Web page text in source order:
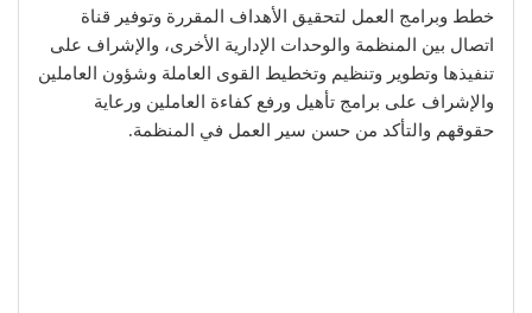
خطط وبرامج العمل لتحقيق الأهداف المقررة وتوفير قناة
اتصال بين المنظمة والوحدات الإدارية الأخرى، والإشراف على
تنفيذها وتطوير وتنظيم وتخطيط القوى العاملة وشؤون العاملين
والإشراف على برامج تأهيل ورفع كفاءة العاملين ورعاية
حقوقهم والتأكد من حسن سير العمل في المنظمة.